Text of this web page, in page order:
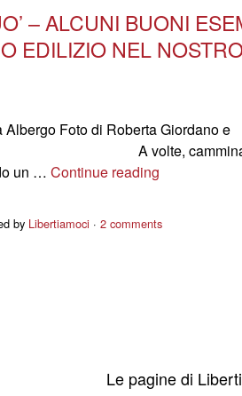
– ALCUNI BUONI
EDILIZIO NEL
Foto di Roberta Giordano e
A volte,
un … Continue reading
by Libertiamoci 2 comments
Le pagine di